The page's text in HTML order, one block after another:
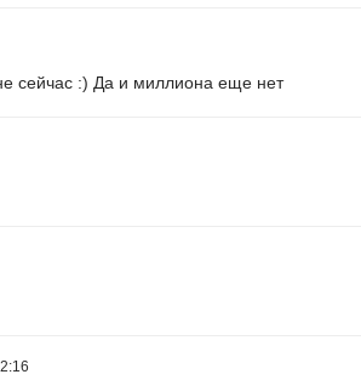
сейчас :) Да и миллиона еще нет